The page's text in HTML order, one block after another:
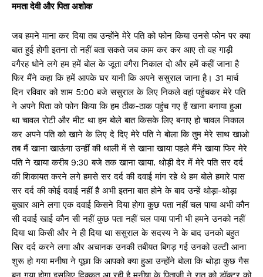
ममता देवी और पिता अशोक
जब हमने माना कर दिया तब उन्होंने मेरे पति को फोन किया उनसे फोन पर क्या
बात हुई होगी इतना तो नहीं बता सकते जब काम कर कर आए तो वह गाड़ी
वगैरह धोने लगे हम हमें बोल के जूता वगैरा निकाल दो और हमें कहीं जाना है
फिर मैंने कहा कि हमें आपके घर यानी कि अपने ससुराल जाना है। 31 मार्च
दिन रविवार को शाम 5:00 बजे ससुराल के लिए निकले वहां पहुंचकर मेरे पति
ने अपने पिता को फोन किया कि हम ठीक-ठाक पहुंच गए हैं खाना बनाया हुआ
था चावल रोटी और मीट था हम बोले बात किसके लिए बनाए हो चावल निकाल
कर अपने पति को खाने के लिए दे दिए मेरे पति ने बोला कि तुम मेरे साथ खाओ
तब मैं खाना खाऊंगा उन्हीं की थाली में से खाना खाया पहले मैंने खाया फिर मेरे
पति ने खाया करीब 9:30 बजे तक खाना खाया. थोड़ी देर में मेरे पति सर दर्द
की शिकायत करने लगे हमसे सर दर्द की दवाई मांग रहे थे हम बोले हमारे पास
सर दर्द की कोई दवाई नहीं है अभी इतना बात होने के बाद उन्हें थोड़ा-थोड़ा
बुखार आने लगा एक दवाई किसने दिया होगा कुछ पता नहीं चल पाया अभी कौन
सी दवाई खाई कौन सी नहीं कुछ पता नहीं चल पाया पानी भी हमने उनको नहीं
दिया था किसी और ने ही दिया था ससुराल के सदस्य ने के बाद उनको बहुत
सिर दर्द करने लगा और अचानक उनकी तबीयत बिगड़ गई उनको उल्टी आना
शुरू हो गया मनीषा ने पूछा कि आपको क्या हुआ उन्होंने बोला कि थोड़ा कुछ गैस